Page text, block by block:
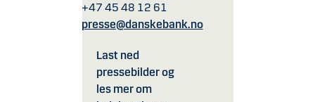
+47 45 48 12 61
presse@danskebank.no
Last ned
pressebilder og
les mer om